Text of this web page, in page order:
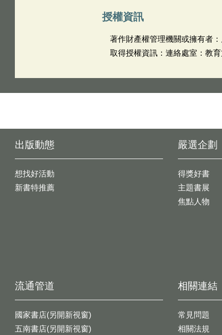
授權資訊
著作財產權管理機關或擁有者
取得授權資訊：連絡處室：教
出版動態
想找好活動
新書特推薦
嚴選企劃
得獎好書
主題書展
焦點人物
流通管道
國家書店(另開新視窗)
五南書店(另開新視窗)
相關連結
常見問題
相關法規